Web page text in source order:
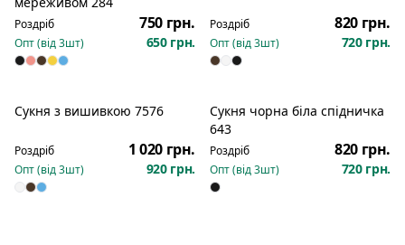
Роздріб 750 грн.
Опт (від3шт) 650 грн.
Роздріб 820 грн.
Опт (від3шт) 720 грн.
Сукня з вишивкою 7576
Роздріб 1 020 грн.
Опт (від3шт) 920 грн.
Новинка
Сукня чорна біла спідничка
643
Роздріб 820 грн.
Опт (від3шт) 720 грн.